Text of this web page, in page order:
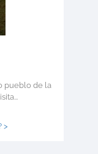
pueblo de la
>